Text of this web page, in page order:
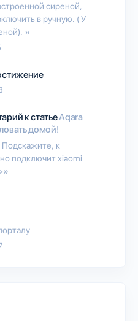
сиреной,
в ручную. ( У
»
к статьеAqara
домой!
к
подключит xiaomi